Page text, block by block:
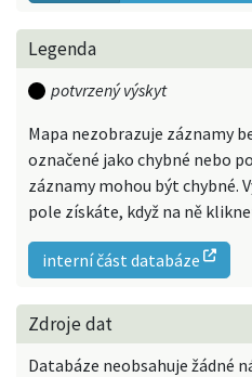
Legenda
potvrzený výskyt
Mapa nezobrazuje záznamy
označené jako chybné nebo
záznamy mohou být chybné.
pole získáte, když na ně
interní část databáze
Zdroje dat
Databáze neobsahuje žádné